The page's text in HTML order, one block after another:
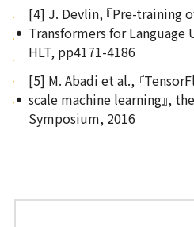
[4] J. Devlin, 『Pre-training
Transformers for Language
HLT, pp4171-4186
[5] M. Abadi et al., 『
scale machine learning』,
Symposium, 2016